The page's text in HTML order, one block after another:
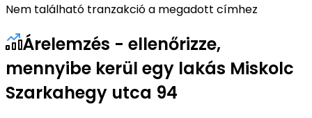
Nem található tranzakció a megadott címhez
Árelemzés - ellenőrizze,
mennyibe kerül egy lakás Miskolc
Szarkahegy utca 94